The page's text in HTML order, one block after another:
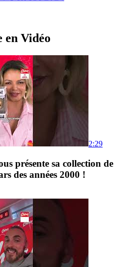
en Vidéo
2:29
présente sa collection de
des années 2000 !